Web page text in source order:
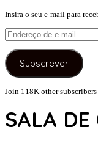
Insira o seu e-mail para
Endereço
de
e-
mail
Subscrever
Join 118K other subscribers
SALA DE